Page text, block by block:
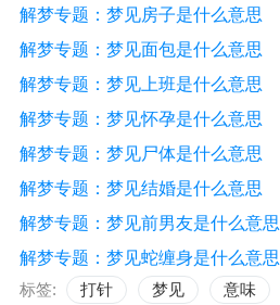
解梦专题：梦见房子是什么意思
解梦专题：梦见面包是什么意思
解梦专题：梦见上班是什么意思
解梦专题：梦见怀孕是什么意思
解梦专题：梦见尸体是什么意思
解梦专题：梦见结婚是什么意思
解梦专题：梦见前男友是什么意思
解梦专题：梦见蛇缠身是什么意思
标签:
打针 梦见 意味